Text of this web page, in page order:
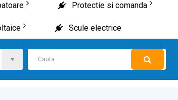
Protectie si comanda
Scule electrice